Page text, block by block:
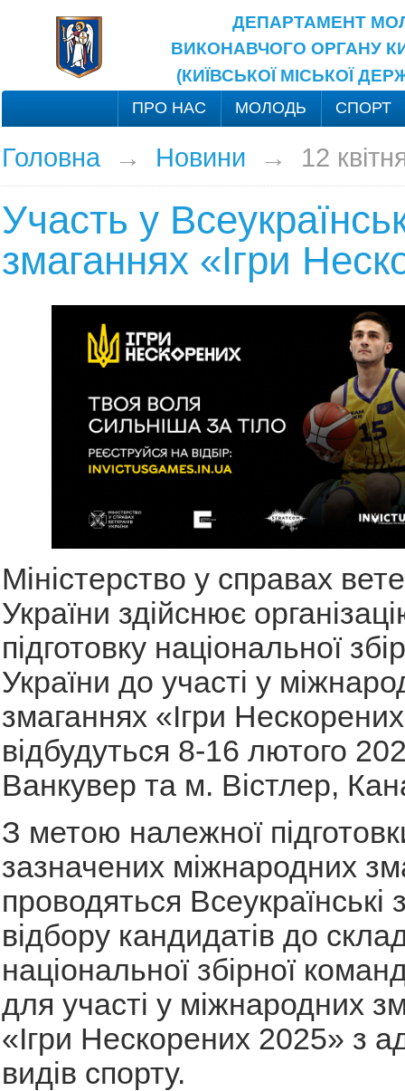
ДЕПАРТАМЕНТ
ВИКОНАВЧОГО ОРГАНУ
(КИЇВСЬКОЇ МІСЬКОЇ
ПРО НАС МОЛОДЬ СПОРТ
Головна→ Новини → 12
Участь у
змаганнях «Ігри
Міністерство у справах
України здійснює
підготовку національної
України до участі у
змаганнях «Ігри
відбудуться 8-16 лютого
Ванкувер та м. Вістлер,
З метою належної
зазначених міжнародних
проводяться Всеукраїнські
відбору кандидатів до
національної збірної
для участі у міжнародних
«Ігри Нескорених 2025» з
видів спорту.